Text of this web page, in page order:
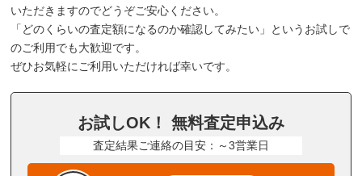
いただきますのでどうぞご安心ください。
「どのくらいの査定額になるのか確認してみたい」というお試しで
のご利用でも大歓迎です。
ぜひお気軽にご利用いただければ幸いです。
お試しOK！ 無料査定申込み
査定結果ご連絡の目安：～3営業日